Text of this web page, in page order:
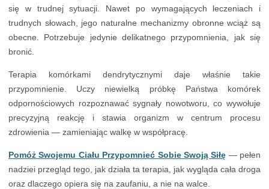
się w trudnej sytuacji. Nawet po wymagających leczeniach i
trudnych słowach, jego naturalne mechanizmy obronne wciąż są
obecne. Potrzebuje jedynie delikatnego przypomnienia, jak się
bronić.
Terapia komórkami dendrytycznymi daje właśnie takie
przypomnienie. Uczy niewielką próbkę Państwa komórek
odpornościowych rozpoznawać sygnały nowotworu, co wywołuje
precyzyjną reakcję i stawia organizm w centrum procesu
zdrowienia — zamieniając walkę w współpracę.
Pomóż Swojemu Ciału Przypomnieć Sobie Swoją Siłę — pełen
nadziei przegląd tego, jak działa ta terapia, jak wygląda cała droga
oraz dlaczego opiera się na zaufaniu, a nie na walce.